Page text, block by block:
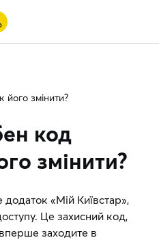
його змінити?
код
змінити?
«Мій Київстар»,
Це захисний код,
заходите в